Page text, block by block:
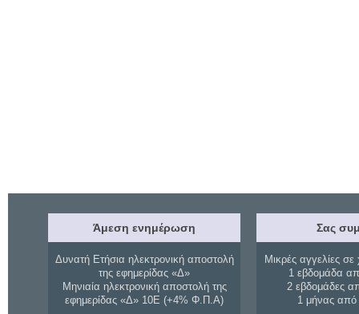
Άμεση ενημέρωση
Δυνατή Ετήσια ηλεκτρονική αποστολή
της εφημερίδας «Δ»
Μηνιαία ηλεκτρονική αποστολή της
εφημερίδας «Δ» 10Ε (+4% Φ.Π.Α)
Σας
Μικρές αγγελίες σε
1 εβδομάδα
2 εβδομάδες
1 μήνας